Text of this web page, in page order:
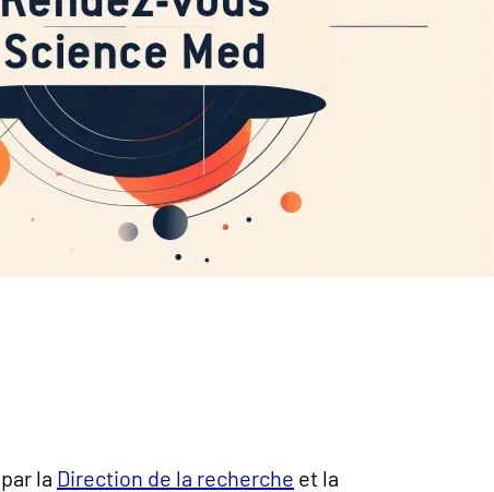
la Direction de la recherche et la